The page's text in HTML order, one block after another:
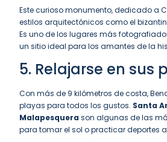
Este curioso monumento, dedicado a
estilos arquitectónicos como el
Es uno de los lugares más
un sitio ideal para los amantes de la
5. Relajarse en sus
Con más de 9 kilómetros de costa,
playas para todos los gustos. Santa
Malapesquera son algunas de las
para tomar el sol o practicar deportes